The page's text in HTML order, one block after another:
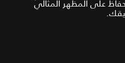
على المظهر المثالي